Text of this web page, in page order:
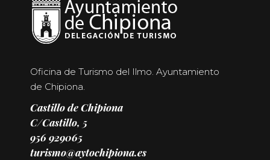
Oficina de Turismo del Ilmo. Ayuntamiento
de Chipiona.
Castillo de Chipiona
C/Castillo, 5
956 929065
turismo@aytochipiona.es